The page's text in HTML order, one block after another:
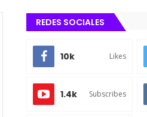
REDES SOCIALES
10k Likes
1.4k Subscribes